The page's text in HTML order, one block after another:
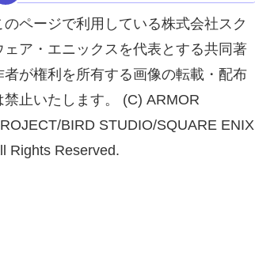
のページで利用している株式会社スク
ェア・エニックスを代表とする共同著
者が権利を所有する画像の転載・配布
禁止いたします。 (C) ARMOR
BIRD STUDIO/SQUARE ENIX
Rights Reserved.